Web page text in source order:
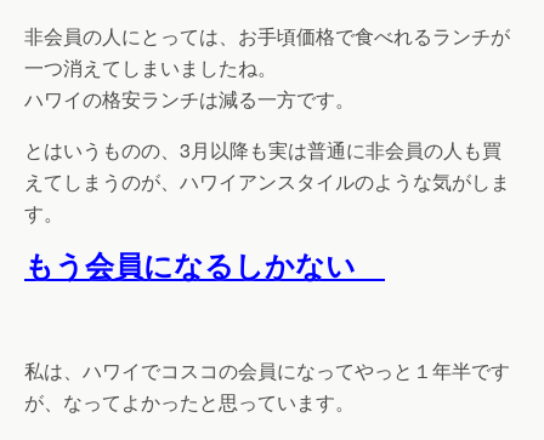
非会員の人にとっては、お手頃価格で食べれるランチが
一つ消えてしまいましたね。
ハワイの格安ランチは減る一方です。
とはいうものの、3月以降も実は普通に非会員の人も買
えてしまうのが、ハワイアンスタイルのような気がしま
す。
もう会員になるしかない
私は、ハワイでコスコの会員になってやっと１年半です
が、なってよかったと思っています。